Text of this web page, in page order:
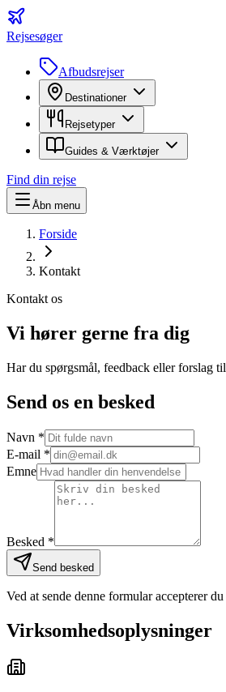
Rejsesøger
Afbudsrejser
Destinationer
Rejsetyper
Guides & Værktøjer
Find din rejse
Åbn menu
Forside
Kontakt
Kontakt os
Vi hører gerne fra dig
Har du spørgsmål, feedback eller forslag
Send os en besked
Navn *
E-mail *
Emne
Besked *
Send besked
Ved at sende denne formular accepterer
Virksomhedsoplysninger